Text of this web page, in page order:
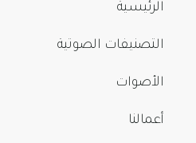
الرئيسية
التصنيفات الصوتية
الأصوات
أعمالنا